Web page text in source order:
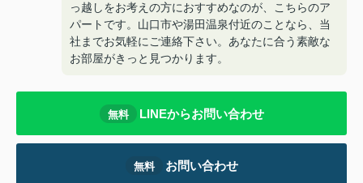
っ越しをお考えの方におすすめなのが、こちらのア
パートです。山口市や湯田温泉付近のことなら、当
社までお気軽にご連絡下さい。あなたに合う素敵な
お部屋がきっと見つかります。
無料 LINEからお問い合わせ
無料 お問い合わせ